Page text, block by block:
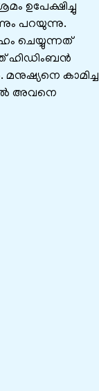
ഉപേക്ഷിച്ചു
പറയുന്നു.
ചെയ്യുന്നത്
ഹിഡിംബന്‍
കാമിച്ച
അവനെ